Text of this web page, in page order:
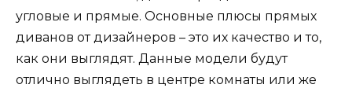
угловые и прямые. Основные плюсы прямых
диванов от дизайнеров – это их качество и то,
как они выглядят. Данные модели будут
отлично выглядеть в центре комнаты или же